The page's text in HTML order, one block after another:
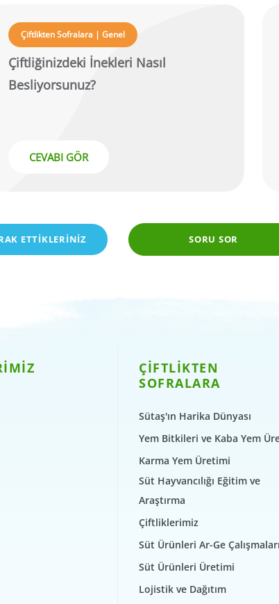
Çiftlikten Sofralara | Genel
Çiftliğinizdeki İnekleri Nasıl
Besliyorsunuz?
CEVABI GÖR
ETTİKLERİNİZ SORU SOR
ÇİFTLİKTEN
SOFRALARA
Sütaş'ın Harika Dünyası
Yem Bitkileri ve Kaba Yem
Karma Yem Üretimi
Süt Hayvancılığı Eğitim ve
Araştırma
Çiftliklerimiz
Süt Ürünleri Ar-Ge Çalışmaları
Süt Ürünleri Üretimi
Lojistik ve Dağıtım